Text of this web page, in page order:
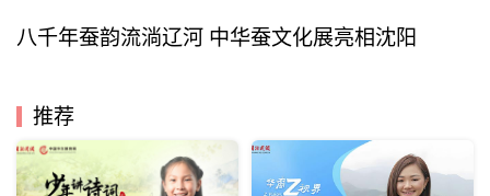
八千年蚕韵流淌辽河 中华蚕文化展亮相沈阳
推荐